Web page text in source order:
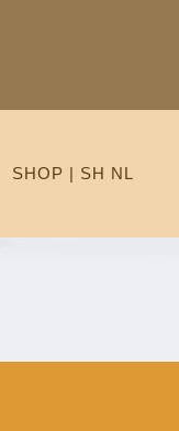
SHOP | SH NL